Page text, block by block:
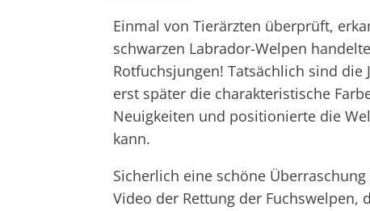
Einmal von Tierärzten überprüft,
schwarzen Labrador-Welpen
Rotfuchsjungen! Tatsächlich sind
erst später die charakteristische
Neuigkeiten und positionierte die
kann.
Sicherlich eine schöne
Video der Rettung der Fuchswelpen,